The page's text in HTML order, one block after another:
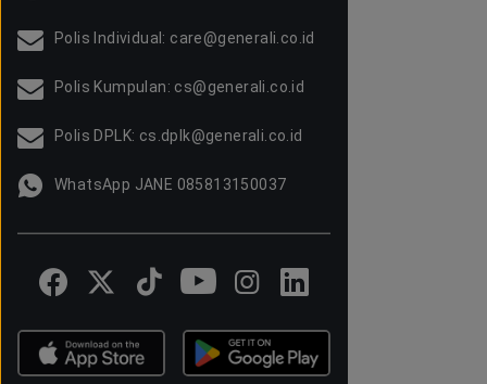
Polis Individual: care@generali.co.id
Polis Kumpulan: cs@generali.co.id
Polis DPLK: cs.dplk@generali.co.id
WhatsApp JANE 085813150037